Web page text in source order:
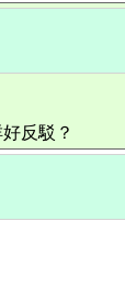
反駁？